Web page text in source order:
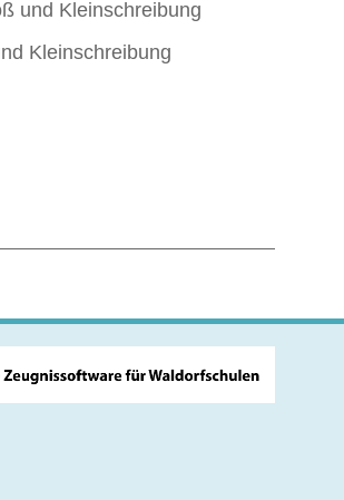
und Kleinschreibung
Kleinschreibung